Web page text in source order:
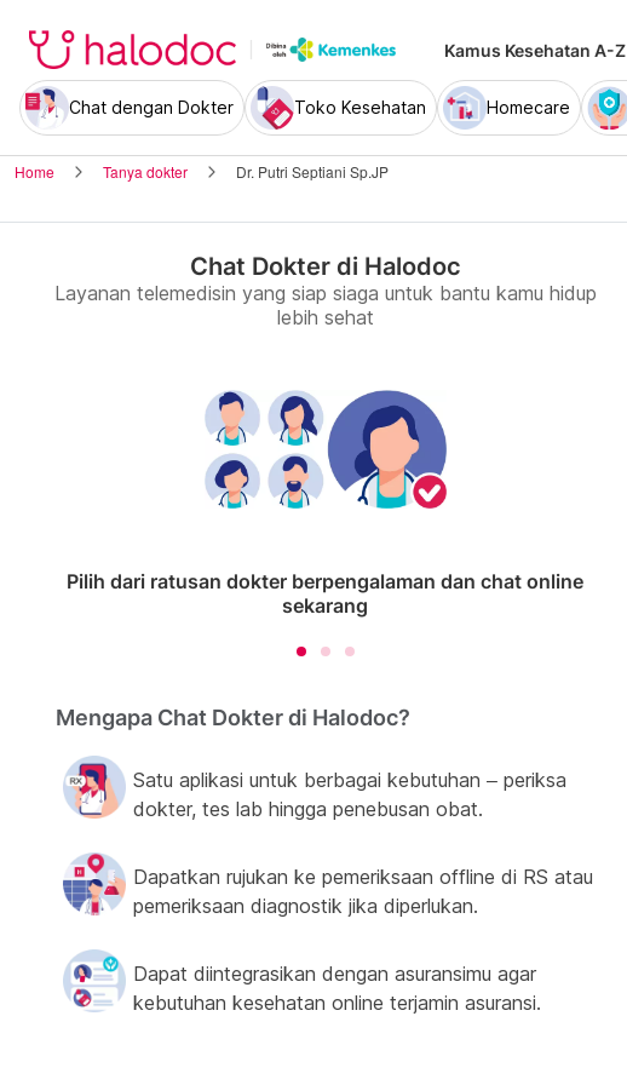
Kamus Kesehatan A-Z
Chat dengan Dokter Toko Kesehatan Homecare
Home Tanya dokter Dr. Putri Septiani Sp.JP
Chat Dokter di Halodoc
Layanan telemedisin yang siap siaga untuk bantu kamu hidup
lebih sehat
Pilih dari ratusan dokter berpengalaman dan chat online
sekarang
Mengapa Chat Dokter di Halodoc?
Satu aplikasi untuk berbagai kebutuhan – periksa
dokter, tes lab hingga penebusan obat.
Dapatkan rujukan ke pemeriksaan offline di RS atau
pemeriksaan diagnostik jika diperlukan.
Dapat diintegrasikan dengan asuransimu agar
kebutuhan kesehatan online terjamin asuransi.